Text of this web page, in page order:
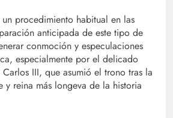
procedimiento habitual en las
anticipada de este tipo de
conmoción y especulaciones
especialmente por el delicado
III, que asumió el trono tras la
y reina más longeva de la historia